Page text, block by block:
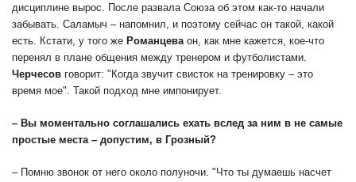
дисциплине вырос. После развала Союза об этом как-то начали
забывать. Саламыч – напомнил, и поэтому сейчас он такой, какой
есть. Кстати, у того же Романцеваон, как мне кажется, кое-что
перенял в плане общения между тренером и футболистами.
Черчесов говорит: "Когда звучит свисток на тренировку – это
время мое". Такой подход мне импонирует.
– Вы моментально соглашались ехать вслед за ним в не самые
простые места – допустим, в Грозный?
– Помню звонок от него около полуночи. "Что ты думаешь насчет